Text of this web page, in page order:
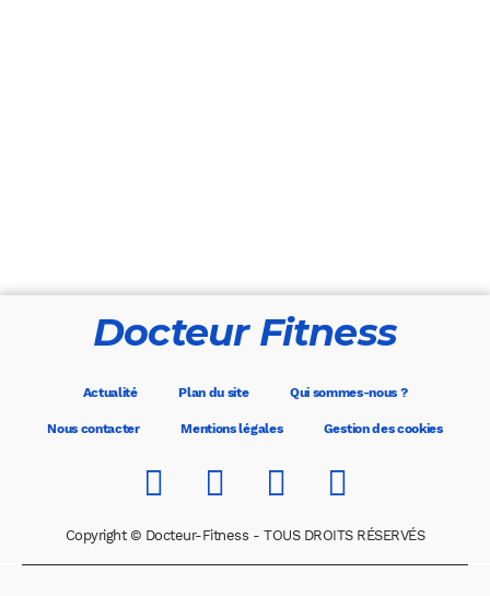
Docteur Fitness
Actualité Plan du site Qui sommes-nous ?
Nous contacter Mentions légales Gestion des cookies
Copyright © Docteur-Fitness - TOUS DROITS RÉSERVÉS